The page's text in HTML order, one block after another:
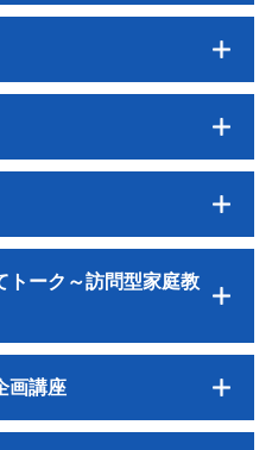
トーク～訪問型家庭教
画講座